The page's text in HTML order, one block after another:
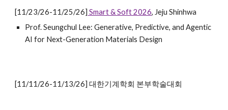
[11/23/26-11/25/26] Smart & Soft 2026, Jeju Shinhwa
Prof. Seungchul Lee: Generative, Predictive, and Agentic
AI for Next-Generation Materials Design
[11/11/26-11/13/26] 대한기계학회 본부학술대회